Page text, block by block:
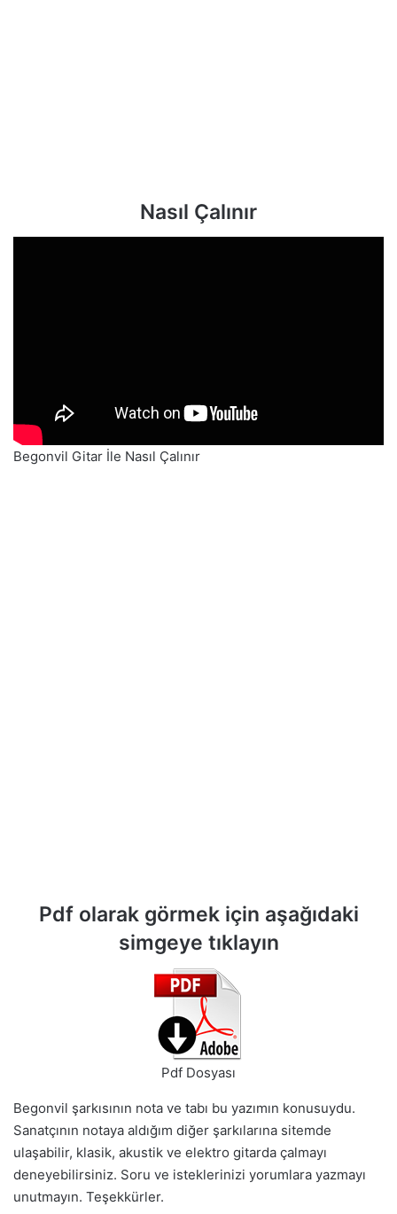
Nasıl Çalınır
Begonvil Gitar İle Nasıl Çalınır
Pdf olarak görmek için aşağıdaki
simgeye tıklayın
Pdf Dosyası
Begonvil şarkısının nota ve tabı bu yazımın konusuydu.
Sanatçının notaya aldığım diğer şarkılarına sitemde
ulaşabilir, klasik, akustik ve elektro gitarda çalmayı
deneyebilirsiniz. Soru ve isteklerinizi yorumlara yazmayı
unutmayın. Teşekkürler.